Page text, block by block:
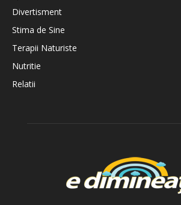
Divertisment
Stima de Sine
Terapii Naturiste
Nutritie
Relatii